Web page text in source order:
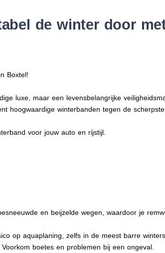
de winter door
in Boxtel!
luxe, maar een levensbelangrijke
hoogwaardige winterbanden tegen de scherpste
voor jouw auto en rijstijl.
en beijzelde wegen, waardoor je
op aquaplaning, zelfs in de meest barre
boetes en problemen bij een ongeval.